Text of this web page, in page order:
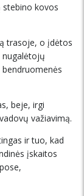
stebino kovos
trasoje, o įdėtos
nugalėtojų
beje, irgi
važiavimą.
ir tuo, kad
įskaitos